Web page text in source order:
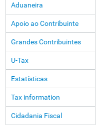
Aduaneira
Apoio ao Contribuinte
Grandes Contribuintes
U-Tax
Estatísticas
Tax information
Cidadania Fiscal